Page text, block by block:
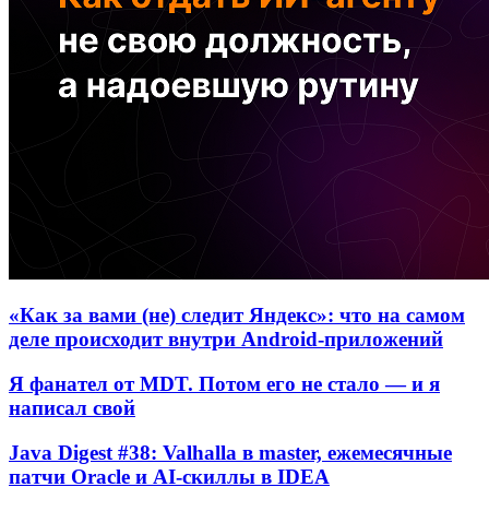
«Как за вами (не) следит Яндекс»: что на самом
деле происходит внутри Android-приложений
Я фанател от MDT. Потом его не стало — и я
написал свой
Java Digest #38: Valhalla в master, ежемесячные
патчи Oracle и AI-скиллы в IDEA